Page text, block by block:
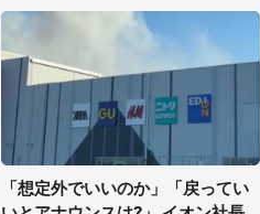
「想定外でいいのか」「戻ってい